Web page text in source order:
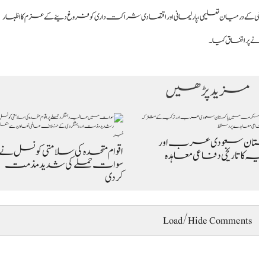
درمیان تعلیمی، پارلیمانی اور اقتصادی شراکت داری کو فروغ دینے کے عزم کا اظہار
پر اتفاق کیا۔
مزید پڑھیں
اقوام متحدہ کی سلامتی کونسل نے
سوات حملے کی شدید مذمت
کردی
سعودی عرب اور
کا تاریخی دفاعی معاہدہ
Load/Hide Comments